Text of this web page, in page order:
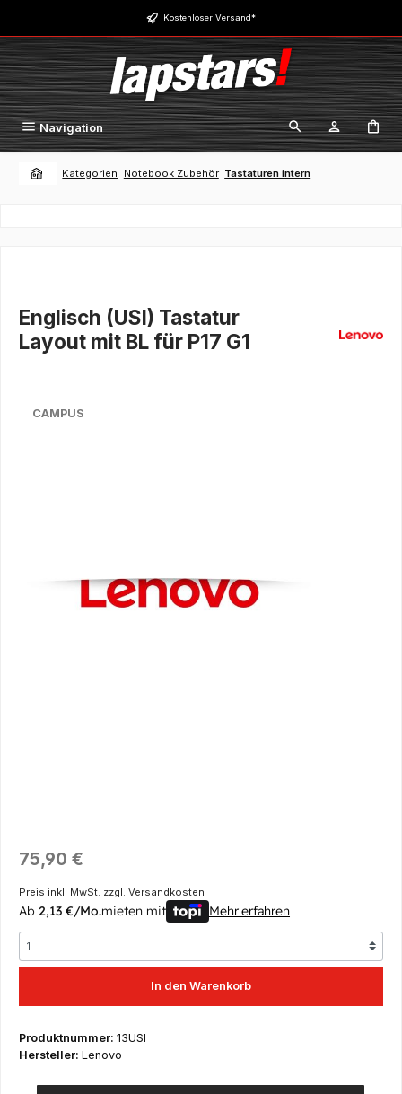
Zum Hauptinhalt springen Kostenloser Versand*
Navigation
Kategorien Notebook Zubehör Tastaturen intern
Englisch (USI) Tastatur
Layout mit BL für P17 G1
CAMPUS
Regulärer Preis:
75,90 €
Preis inkl. MwSt. zzgl. Versandkosten
Ab 2,13 €/Mo.mieten mit Mehr erfahren
In den Warenkorb
Produktnummer: 13USI
Hersteller: Lenovo